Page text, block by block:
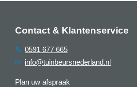
Contact & Klantenservice
0591 677 665
info@tuinbeursnederland.nl
Plan uw afspraak